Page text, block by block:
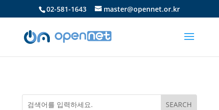
02-581-1643 master@opennet.or.kr